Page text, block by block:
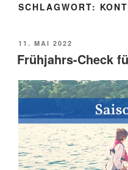
SCHLAGWORT:
POSTED
ON
11. MAI 2022
Frühjahrs-Check